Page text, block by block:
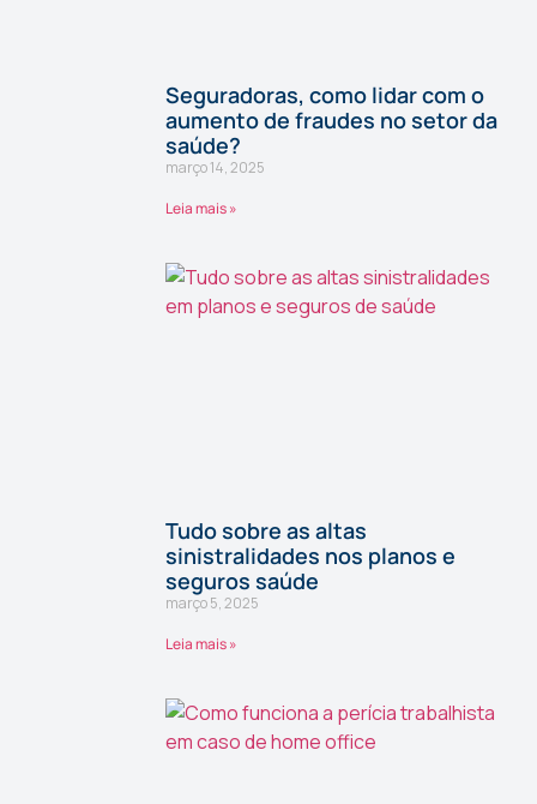
Seguradoras, como lidar com o
aumento de fraudes no setor da
saúde?
março 14, 2025
Leia mais »
Tudo sobre as altas
sinistralidades nos planos e
seguros saúde
março 5, 2025
Leia mais »